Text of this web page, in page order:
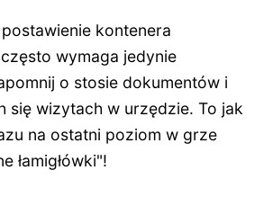
kontenera
wymaga jedynie
o stosie dokumentów i
się wizytach w urzędzie. To jak
na ostatni poziom w grze
łamigłówki"!